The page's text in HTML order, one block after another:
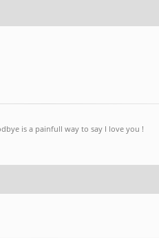
is a painfull way to say I love you !